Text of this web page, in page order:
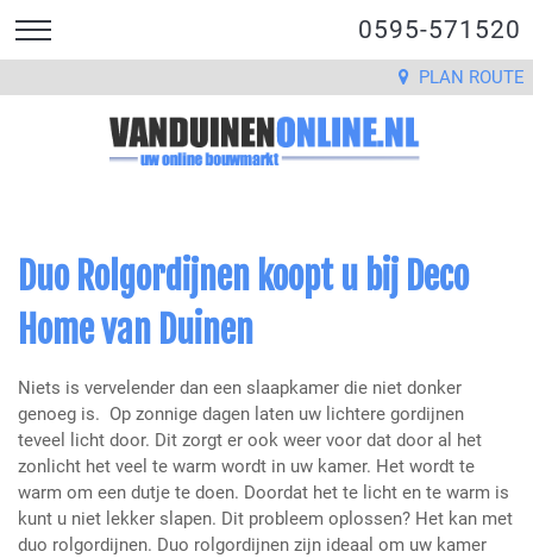
0595-571520
PLAN ROUTE
Duo Rolgordijnen koopt u bij Deco
Home van Duinen
Niets is vervelender dan een slaapkamer die niet donker
genoeg is. Op zonnige dagen laten uw lichtere gordijnen
teveel licht door. Dit zorgt er ook weer voor dat door al het
zonlicht het veel te warm wordt in uw kamer. Het wordt te
warm om een dutje te doen. Doordat het te licht en te warm is
kunt u niet lekker slapen. Dit probleem oplossen? Het kan met
duo rolgordijnen. Duo rolgordijnen zijn ideaal om uw kamer